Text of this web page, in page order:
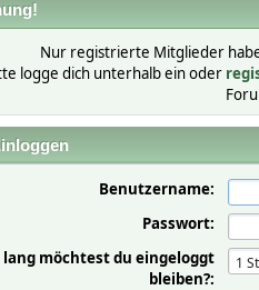
Nur registrierte Mitglieder
logge dich unterhalb ein oder
Benutzername:
Passwort:
lang möchtest du eingeloggt
bleiben?: